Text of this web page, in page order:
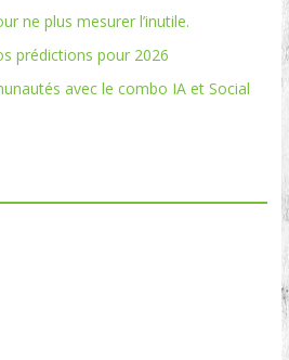
ne plus mesurer l’inutile.
prédictions pour 2026
avec le combo IA et Social